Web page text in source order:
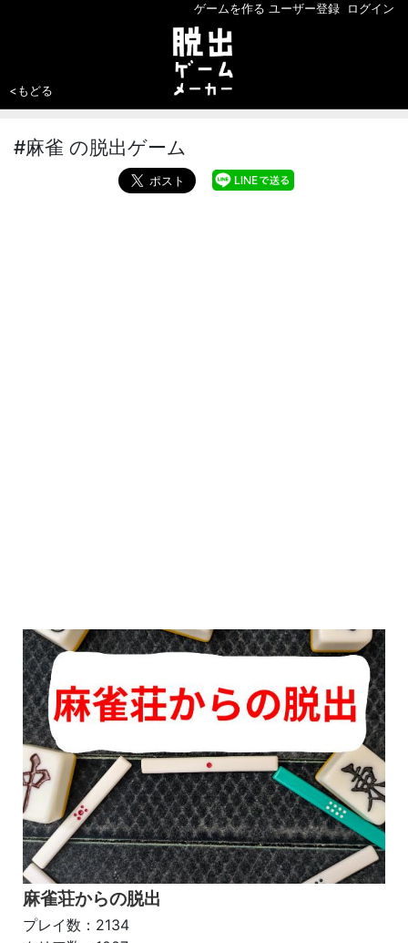
ゲームを作る ユーザー登録 ログイン
<もどる
#麻雀 の脱出ゲーム
麻雀荘からの脱出
プレイ数：2134